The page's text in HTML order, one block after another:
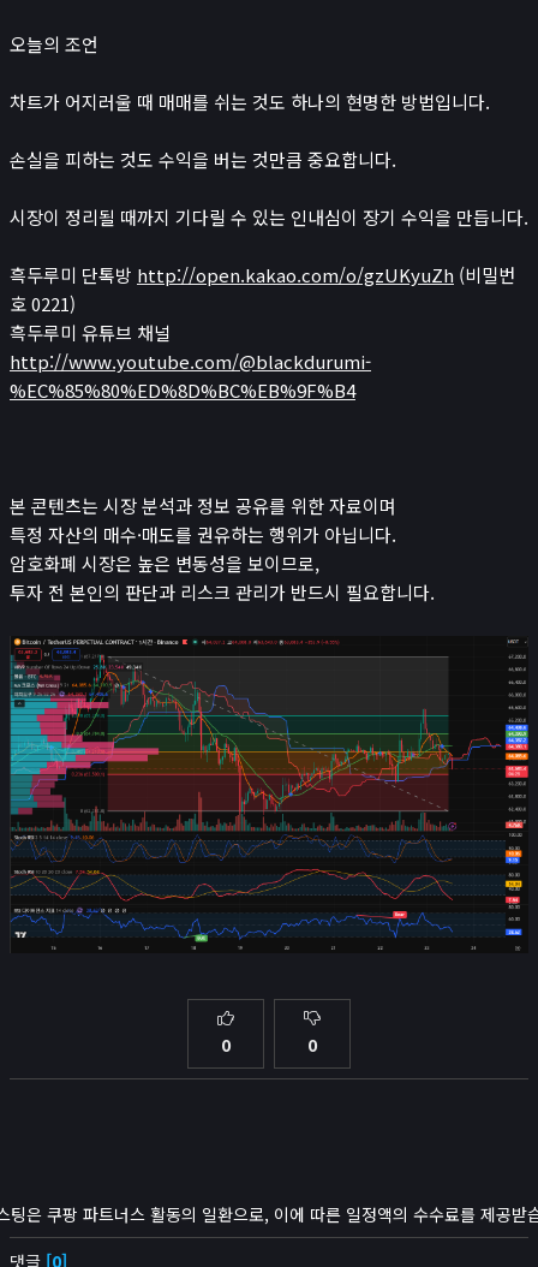
오늘의 조언
차트가 어지러울 때 매매를 쉬는 것도 하나의 현명한 방법입니다.
손실을 피하는 것도 수익을 버는 것만큼 중요합니다.
시장이 정리될 때까지 기다릴 수 있는 인내심이 장기 수익을 만듭니다.
흑두루미 단톡방 http://open.kakao.com/o/gzUKyuZh (비밀번
호 0221)
흑두루미 유튜브 채널
http://www.youtube.com/@blackdurumi-
%EC%85%80%ED%8D%BC%EB%9F%B4
본 콘텐츠는 시장 분석과 정보 공유를 위한 자료이며
특정 자산의 매수·매도를 권유하는 행위가 아닙니다.
암호화폐 시장은 높은 변동성을 보이므로,
투자 전 본인의 판단과 리스크 관리가 반드시 필요합니다.
0 0
팅은 쿠팡 파트너스 활동의 일환으로, 이에 따른 일정액의 수수료를 제공받
댓글 [0]